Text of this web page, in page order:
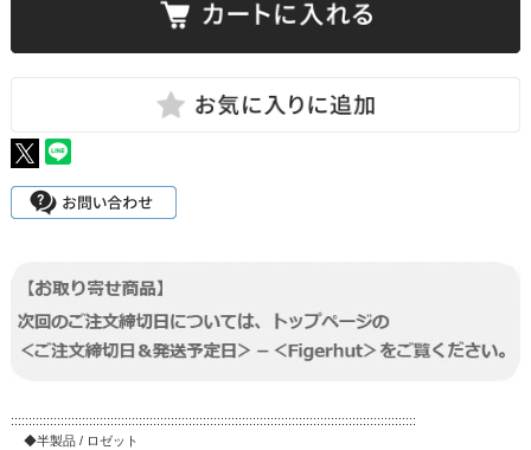
::::::::::::::::::::::::::::::::::::::::::::::::::::::::::::::::::::::::::::::::::::::::::::::::::::::::::::::::::
◆半製品 / ロゼット